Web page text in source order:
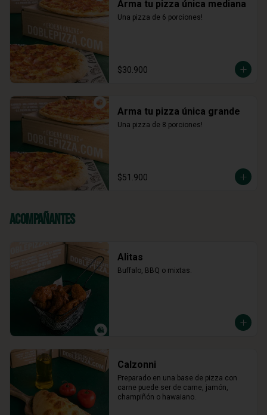
Arma tu pizza única mediana
Una pizza de 6 porciones!
$30.900
Arma tu pizza única grande
Una pizza de 8 porciones!
$51.900
Acompañantes
Alitas
Buffalo, BBQ o mixtas.
Calzonni
Preparado en una base de pizza con
carne puede ser de carne, jamón,
champiñón o hawaiano.